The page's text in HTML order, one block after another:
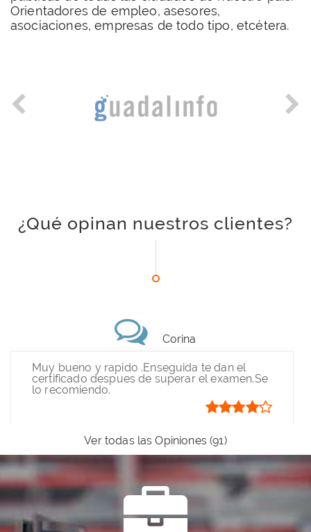
Orientadores de empleo, asesores,
asociaciones, empresas de todo tipo, etcétera.
¿Qué opinan nuestros clientes?
Corina
Muy bueno y rapido .Enseguida te dan el
certificado despues de superar el examen.Se
lo recomiendo.
Ver todas las Opiniones (91)